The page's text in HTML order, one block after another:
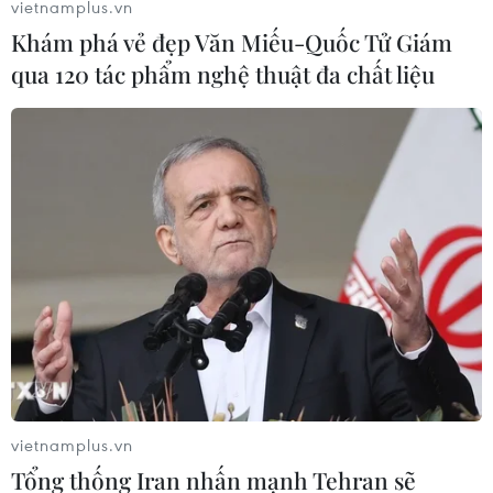
viên để doanh nghiệp dẫn dắt nông dân tham
gia thị trường nông nghiệp xanh.
Những làng lúa, làng hoa giữa lòng thành phố Hà Tĩnh. (Ảnh:
vietnamplus.vn
Khám phá vẻ đẹp Văn Miếu-Quốc Tử Giám
qua 120 tác phẩm nghệ thuật đa chất liệu
vietnamplus.vn
Tổng thống Iran nhấn mạnh Tehran sẽ